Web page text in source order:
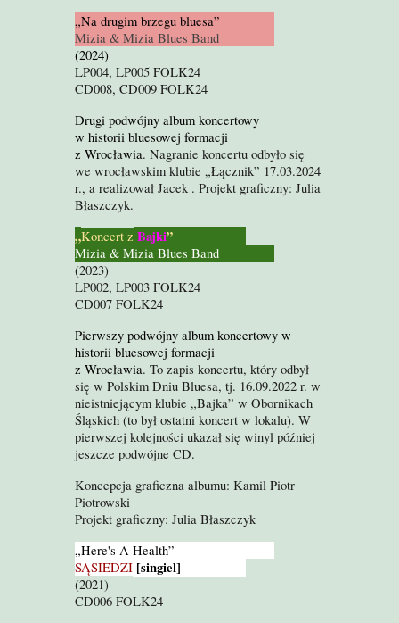
„Na drugim brzegu bluesa”
Mizia & Mizia Blues Band
(2024)
LP004, LP005 FOLK24
CD008, CD009 FOLK24
Drugi podwójny album koncertowy
w historii bluesowej formacji
z Wrocławia. Nagranie koncertu odbyło się
we wrocławskim klubie „Łącznik” 17.03.2024
r., a realizował Jacek . Projekt graficzny: Julia
Błaszczyk.
„Koncert z Bajki”
Mizia & Mizia Blues Band
(2023)
LP002, LP003 FOLK24
CD007 FOLK24
Pierwszy podwójny album koncertowy w
historii bluesowej formacji
z Wrocławia. To zapis koncertu, który odbył
się w Polskim Dniu Bluesa, tj. 16.09.2022 r. w
nieistniejącym klubie „Bajka” w Obornikach
Śląskich (to był ostatni koncert w lokalu). W
pierwszej kolejności ukazał się winyl później
jeszcze podwójne CD.
Koncepcja graficzna albumu: Kamil Piotr
Piotrowski
Projekt graficzny: Julia Błaszczyk
„Here's A Health”
SĄSIEDZI [singiel]
(2021)
CD006 FOLK24